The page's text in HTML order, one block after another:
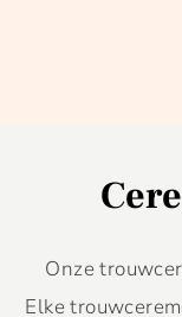
Onze
Elke